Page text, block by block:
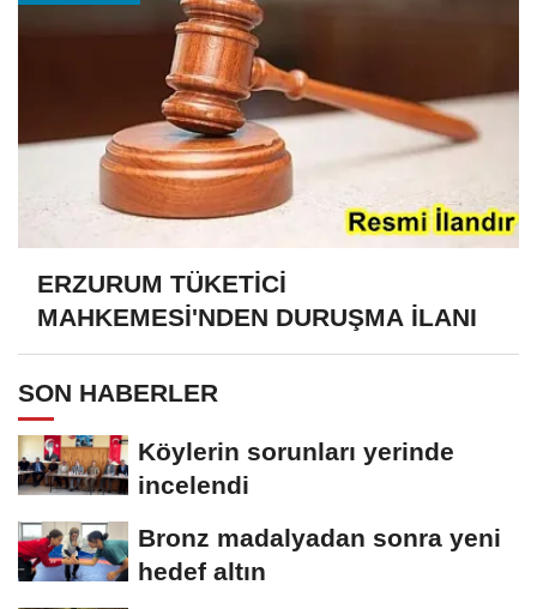
ERZURUM TÜKETİCİ
MAHKEMESİ'NDEN DURUŞMA İLANI
SON HABERLER
Köylerin sorunları yerinde
incelendi
Bronz madalyadan sonra yeni
hedef altın